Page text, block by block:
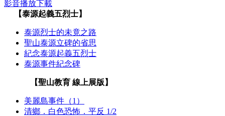
影音播放下載
【泰源起義五烈士】
泰源烈士的未竟之路
聖山泰源立碑的省思
紀念泰源起義五烈士
泰源事件紀念碑
【聖山教育 線上展版】
美麗島事件（1）
清鄉．白色恐怖．平反 1/2